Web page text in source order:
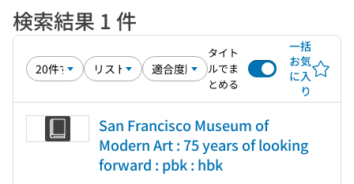
検索結果 1 件
タイト
ルでま
とめる
一括
お気
に入
り
San Francisco Museum of
Modern Art : 75 years of looking
forward : pbk : hbk